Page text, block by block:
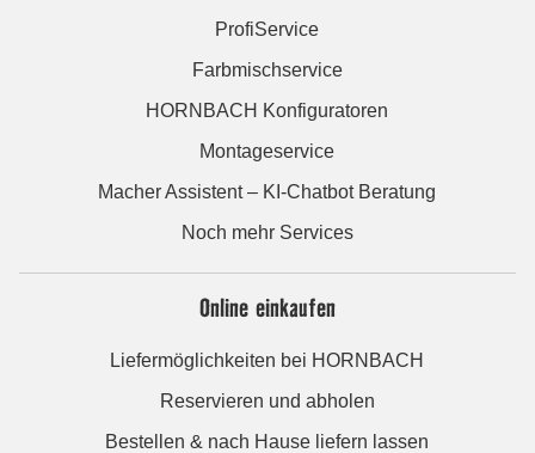
ProfiService
Farbmischservice
HORNBACH Konfiguratoren
Montageservice
Macher Assistent – KI-Chatbot Beratung
Noch mehr Services
Online einkaufen
Liefermöglichkeiten bei HORNBACH
Reservieren und abholen
Bestellen & nach Hause liefern lassen